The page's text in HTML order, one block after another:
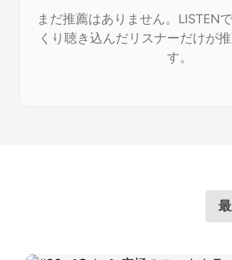
まだ推薦はありません。LISTEN
くり聴き込んだリスナーだけが
す。